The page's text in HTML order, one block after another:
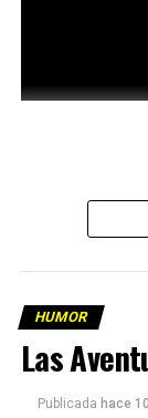
HUMOR
Las
Publicada hace